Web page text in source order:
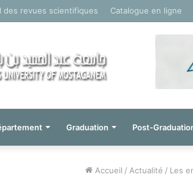
des revues scientifiques Catalogue en ligne
Graduation Post-
Accueil / Actualité / Les